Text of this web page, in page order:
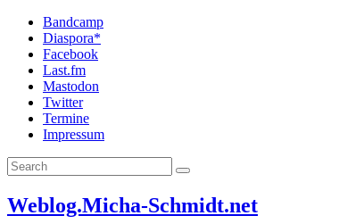
Bandcamp
Diaspora*
Facebook
Last.fm
Mastodon
Twitter
Termine
Impressum
Weblog.Micha-Schmidt.net